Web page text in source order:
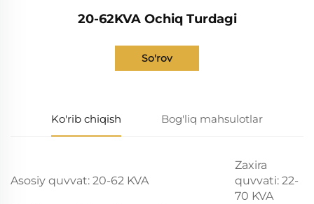
20-62KVA Ochiq Turdagi
So'rov
Ko'rib chiqish Bog'liq mahsulotlar
Asosiy quvvat: 20-62 KVA
Zaxira
quvvati: 22-
70 KVA